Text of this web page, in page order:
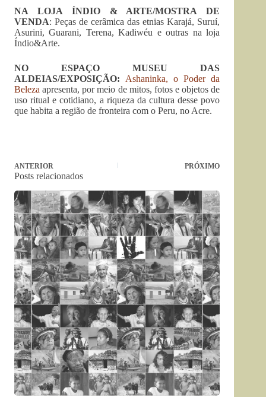
NA LOJA ÍNDIO & ARTE/MOSTRA DE
VENDA: Peças de cerâmica das etnias Karajá, Suruí,
Asurini, Guarani, Terena, Kadiwéu e outras na loja
Índio&Arte.
NO ESPAÇO MUSEU DAS
ALDEIAS/EXPOSIÇÃO:
Ashaninka, o Poder da
Belezaapresenta, por meio de mitos, fotos e objetos de
uso ritual e cotidiano, a riqueza da cultura desse povo
que habita a região de fronteira com o Peru, no Acre.
ANTERIOR PRÓXIMO
Posts relacionados